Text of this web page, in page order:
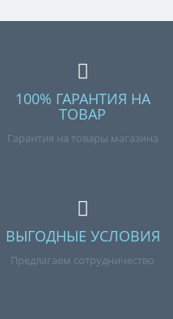
100% ГАРАНТИЯ НА
ТОВАР
Гарантия на товары магазина
ВЫГОДНЫЕ УСЛОВИЯ
Предлагаем сотрудничество